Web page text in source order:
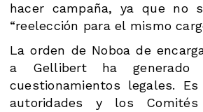
hacer campaña, ya que no
“reelección para el mismo
La orden de Noboa de
a Gellibert ha generado
cuestionamientos legales.
autoridades y los Comités